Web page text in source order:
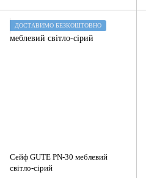
ДОСТАВИМО БЕЗКОШТОВНО
Сейф GUTE PN-30 меблевий
світло-сірий